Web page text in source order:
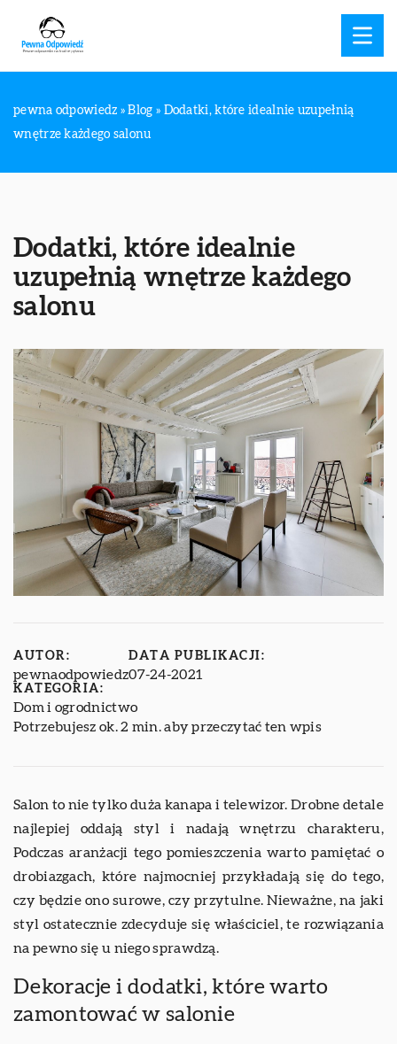
pewna odpowiedz »Blog » Dodatki, które idealnie uzupełnią
wnętrze każdego salonu
Dodatki, które idealnie
uzupełnią wnętrze każdego
salonu
AUTOR:
pewnaodpowiedz
DATA PUBLIKACJI:
07-24-2021
KATEGORIA:
Dom i ogrodnictwo
Potrzebujesz ok. 2 min. aby przeczytać ten wpis
Salon to nie tylko duża kanapa i telewizor. Drobne detale
najlepiej oddają styl i nadają wnętrzu charakteru,
Podczas aranżacji tego pomieszczenia warto pamiętać o
drobiazgach, które najmocniej przykładają się do tego,
czy będzie ono surowe, czy przytulne. Nieważne, na jaki
styl ostatecznie zdecyduje się właściciel, te rozwiązania
na pewno się u niego sprawdzą.
Dekoracje i dodatki, które warto
zamontować w salonie